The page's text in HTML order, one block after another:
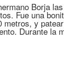
Borja
Fue una
y
Durante la